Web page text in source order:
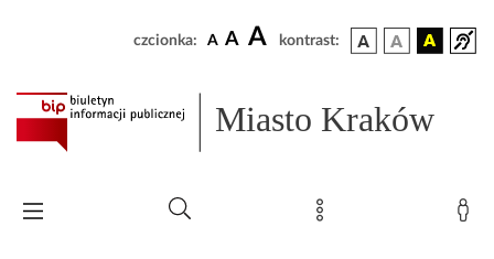
czcionka: A A A kontrast:
Miasto Kraków